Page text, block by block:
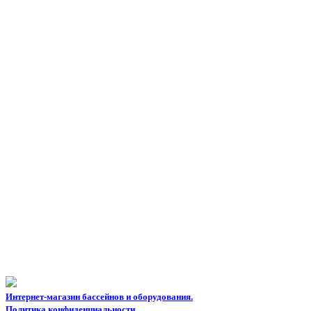
Интернет-магазин бассейнов и оборудования.